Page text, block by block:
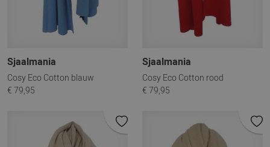
Sjaalmania
Cosy Eco Cotton blauw
€ 79,95
Sjaalmania
Cosy Eco Cotton rood
€ 79,95